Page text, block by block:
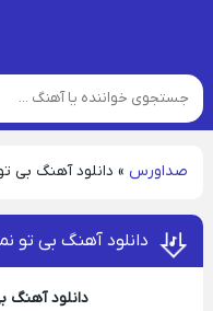
صداورس » دانلود آهنگ بی
دانلود آهنگ بی تو
دانلود آهنگ